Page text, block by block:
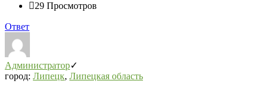
29 Просмотров
Ответ
Администратор
город: Липецк, Липецкая область